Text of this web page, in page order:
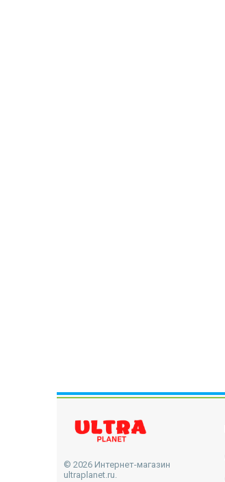
© 2026 Интернет-магазин
ultraplanet.ru.